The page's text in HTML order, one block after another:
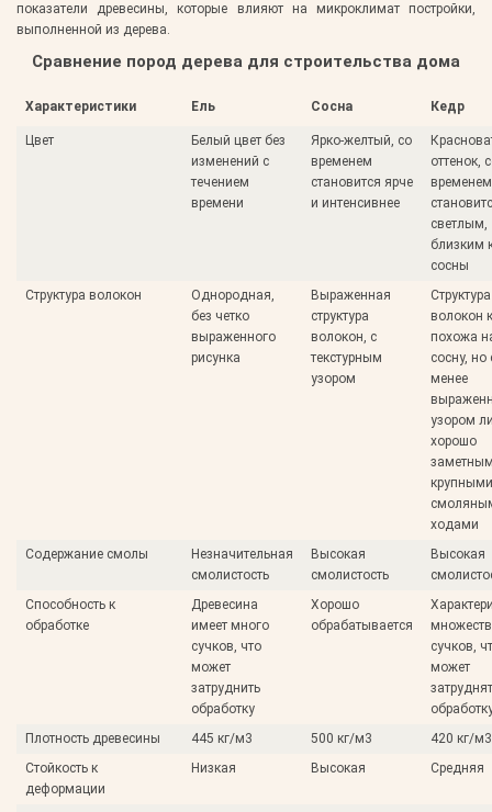
показатели древесины, которые влияют на микроклимат постройки,
выполненной из дерева.
Сравнение пород дерева для строительства дома
Характеристики Ель Сосна Кедр
Цвет
Белый цвет без
изменений с
течением
времени
Ярко-желтый, со
временем
становится ярче
и интенсивнее
оттенок,
временем
светлым,
близким
сосны
Структура волокон
Однородная,
без четко
выраженного
рисунка
Выраженная
структура
волокон, с
текстурным
узором
Структура
волокон
похожа
сосну, но
менее
узором
хорошо
крупными
ходами
Содержание смолы
Незначительная
смолистость
Высокая
смолистость
Высокая
Способность к
обработке
Древесина
имеет много
сучков, что
может
затруднить
обработку
Хорошо
обрабатывается
сучков,
может
Плотность древесины
445 кг/м3 500 кг/м3
420 кг/м3
Стойкость к
деформации
Низкая Высокая Средняя